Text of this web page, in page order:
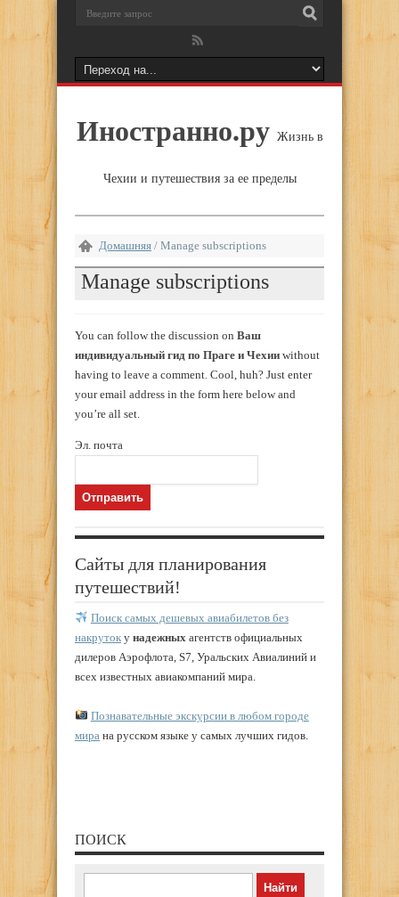
Иностранно.ру Жизнь в
Чехии и путешествия за ее пределы
Домашняя / Manage subscriptions
Manage subscriptions
You can follow the discussion on Ваш
индивидуальный гид по Праге и Чехии without
having to leave a comment. Cool, huh? Just enter
your email address in the form here below and
you’re all set.
Эл. почта
Сайты для планирования
путешествий!
Поиск самых дешевых авиабилетов без
накруток у надежных агентств официальных
дилеров Аэрофлота, S7, Уральских Авиалиний и
всех известных авиакомпаний мира.
Познавательные экскурсии в любом городе
мира на русском языке у самых лучших гидов.
ПОИСК